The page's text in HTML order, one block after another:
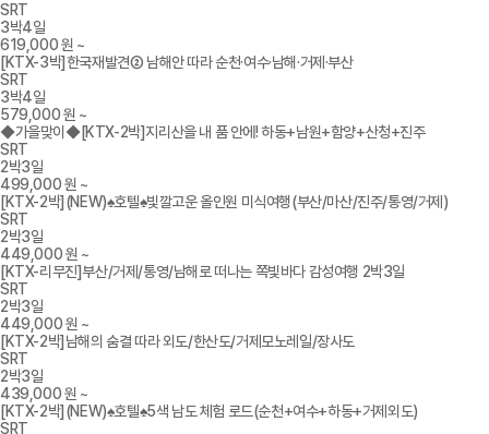
SRT
3박4일
619,000원 ~
[KTX-3박]한국재발견② 남해안 따라 순천·여수·남해·거제·부산
SRT
3박4일
579,000원 ~
◆가을맞이◆[KTX-2박]지리산을 내 품 안에! 하동+남원+함양+산청+진주
SRT
2박3일
499,000원 ~
[KTX-2박](NEW)♠호텔♠빛깔고운 올인원 미식여행(부산/마산/진주/통영/거제)
SRT
2박3일
449,000원 ~
[KTX-리무진]부산/거제/통영/남해로 떠나는 쪽빛바다 감성여행 2박3일
SRT
2박3일
449,000원 ~
[KTX-2박]남해의 숨결 따라 외도/한산도/거제모노레일/장사도
SRT
2박3일
439,000원 ~
[KTX-2박](NEW)♠호텔♠5색 남도 체험 로드(순천+여수+하동+거제외도)
SRT